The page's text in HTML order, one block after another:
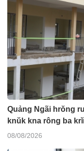
Quảng Ngãi hrŏng
knŭk kna rông ba
08/08/2026